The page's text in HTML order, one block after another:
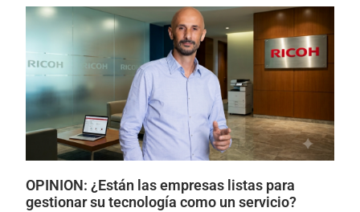
OPINION: ¿Están las empresas listas para
gestionar su tecnología como un servicio?